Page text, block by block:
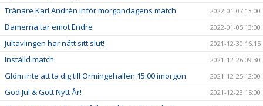
Tränare Karl Andrén inför morgondagens match 2022-01-07 13:00
Damerna tar emot Endre 2022-01-05 13:00
Jultävlingen har nått sitt slut! 2021-12-30 16:15
Inställd match 2021-12-26 09:30
Glöm inte att ta dig till Ormingehallen 15:00 imorgon 2021-12-25 12:00
God Jul & Gott Nytt År! 2021-12-23 15:00